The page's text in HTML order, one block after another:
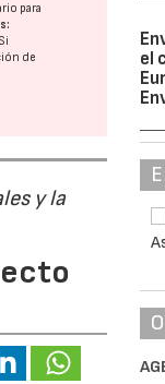
para
de
y la
el